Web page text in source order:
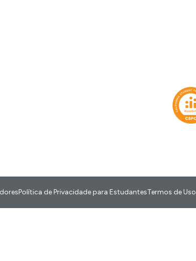
Política de Privacidade para EstudantesTermos de Uso